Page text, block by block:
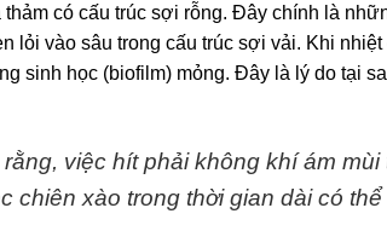
có cấu trúc sợi rỗng. Đây chính là
lỏi vào sâu trong cấu trúc sợi vải. Khi
sinh học (biofilm) mỏng. Đây là lý do tại
việc hít phải không khí ám
chiên xào trong thời gian dài có